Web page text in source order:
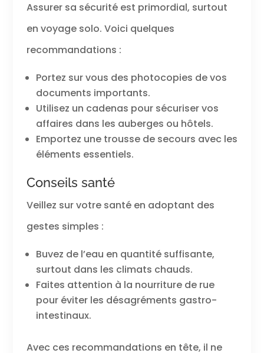
Assurer sa sécurité est primordial, surtout
en voyage solo. Voici quelques
recommandations :
Portez sur vous des photocopies de vos
documents importants.
Utilisez un cadenas pour sécuriser vos
affaires dans les auberges ou hôtels.
Emportez une trousse de secours avec les
éléments essentiels.
Conseils santé
Veillez sur votre santé en adoptant des
gestes simples :
Buvez de l’eau en quantité suffisante,
surtout dans les climats chauds.
Faites attention à la nourriture de rue
pour éviter les désagréments gastro-
intestinaux.
Avec ces recommandations en tête, il ne